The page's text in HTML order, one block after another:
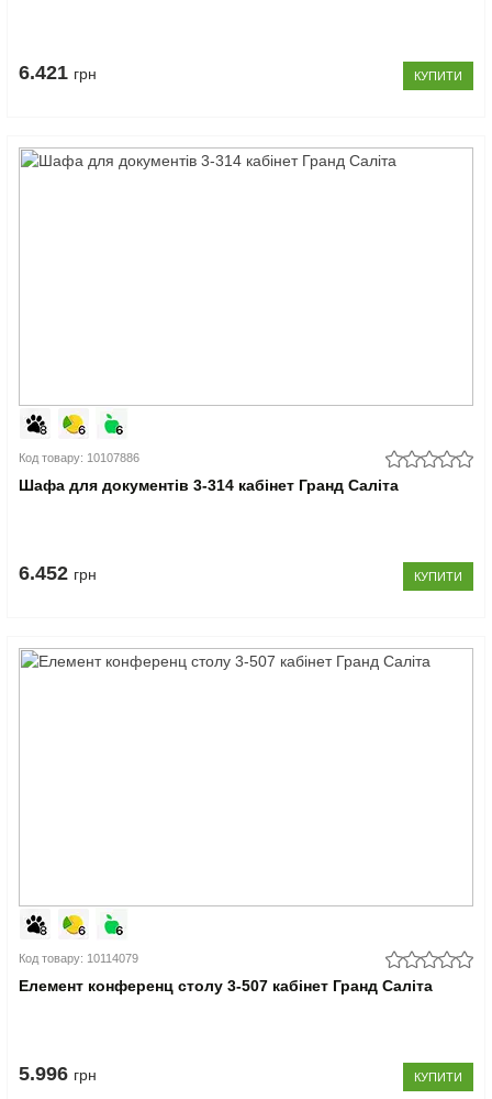
6.421 грн КУПИТИ
Код товару: 10107886
Шафа для документів 3-314 кабінет Гранд Саліта
6.452 грн КУПИТИ
Код товару: 10114079
Елемент конференц столу 3-507 кабінет Гранд Саліта
5.996 грн КУПИТИ